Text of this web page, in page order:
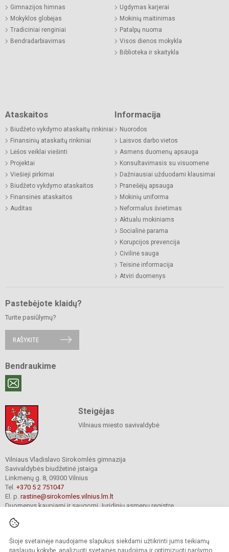
Šioje svetainėje naudojame slapukus siekdami užtikrinti jums teikiamų
paslaugų kokybę, analizuoti svetainės naudojimą ir optimizuoti naršymo
Gimnazijos himnas
Mokyklos globėjas
Tradiciniai renginiai
Bendradarbiavimas
Ugdymas karjerai
Mokinių maitinimas
Patalpų nuoma
Visos dienos mokykla
Biblioteka ir skaitykla
Ataskaitos
Biudžeto vykdymo ataskaitų rinkiniai
Finansinių ataskaitų rinkiniai
Lėšos veiklai viešinti
Projektai
Viešieji pirkimai
Biudžeto vykdymo ataskaitos
Finansinės ataskaitos
Auditas
Informacija
Nuorodos
Laisvos darbo vietos
Asmens duomenų apsauga
Konsultavimasis su visuomene
Dažniausiai užduodami klausimai
Pranešėjų apsauga
Mokinių uniforma
Neformalus švietimas
Aktualu mokiniams
Socialinė parama
Korupcijos prevencija
Civilinė sauga
Teisinė informacija
Atviri duomenys
Pastebėjote klaidų?
Turite pasiūlymų?
RAŠYKITE
Bendraukime
Steigėjas
Vilniaus miesto savivaldybė
Vilniaus Vladislavo Sirokomlės gimnazija
Savivaldybės biudžetinė įstaiga
Linkmenų g. 8, 09300 Vilnius
Tel. +370 5 2 751047
El. p. rastine@sirokomles.vilnius.lm.lt
Duomenys kaupiami ir saugomi Juridinių asmenų registre